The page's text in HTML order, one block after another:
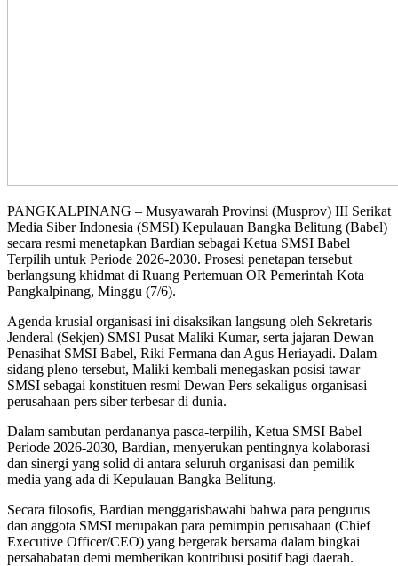
PANGKALPINANG – Musyawarah Provinsi (Musprov) III Serikat
Media Siber Indonesia (SMSI) Kepulauan Bangka Belitung (Babel)
secara resmi menetapkan Bardian sebagai Ketua SMSI Babel
Terpilih untuk Periode 2026-2030. Prosesi penetapan tersebut
berlangsung khidmat di Ruang Pertemuan OR Pemerintah Kota
Pangkalpinang, Minggu (7/6).
​Agenda krusial organisasi ini disaksikan langsung oleh Sekretaris
Jenderal (Sekjen) SMSI Pusat Maliki Kumar, serta jajaran Dewan
Penasihat SMSI Babel, Riki Fermana dan Agus Heriayadi. Dalam
sidang pleno tersebut, Maliki kembali menegaskan posisi tawar
SMSI sebagai konstituen resmi Dewan Pers sekaligus organisasi
perusahaan pers siber terbesar di dunia.
​Dalam sambutan perdananya pasca-terpilih, Ketua SMSI Babel
Periode 2026-2030, Bardian, menyerukan pentingnya kolaborasi
dan sinergi yang solid di antara seluruh organisasi dan pemilik
media yang ada di Kepulauan Bangka Belitung.
​Secara filosofis, Bardian menggarisbawahi bahwa para pengurus
dan anggota SMSI merupakan para pemimpin perusahaan (Chief
Executive Officer/CEO) yang bergerak bersama dalam bingkai
persahabatan demi memberikan kontribusi positif bagi daerah.